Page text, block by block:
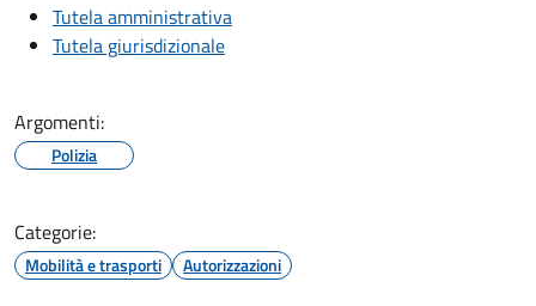
Tutela amministrativa
Tutela giurisdizionale
Argomenti:
Polizia
Categorie:
Mobilità e trasporti Autorizzazioni